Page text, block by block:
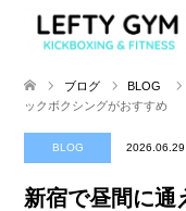
ブログ BLOG
ックボクシングがおすすめ
BLOG 2026.06.29
新宿で昼間に通